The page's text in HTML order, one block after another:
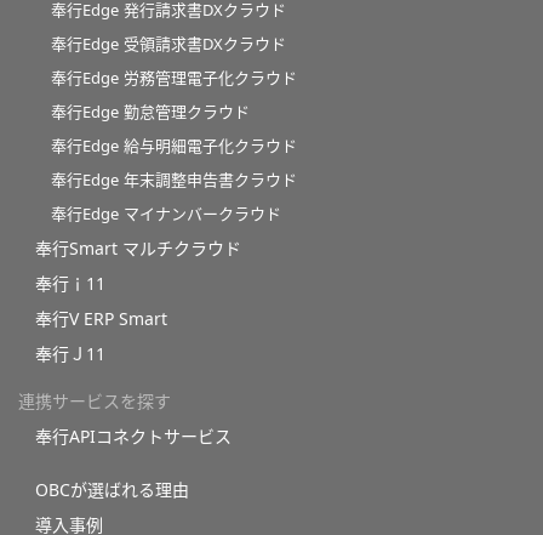
奉行Edge 発行請求書DXクラウド
奉行Edge 受領請求書DXクラウド
奉行Edge 労務管理電子化クラウド
奉行Edge 勤怠管理クラウド
奉行Edge 給与明細電子化クラウド
奉行Edge 年末調整申告書クラウド
奉行Edge マイナンバークラウド
奉行Smart マルチクラウド
奉行ｉ11
奉行V ERP Smart
奉行Ｊ11
連携サービスを探す
奉行APIコネクトサービス
OBCが選ばれる理由
導入事例